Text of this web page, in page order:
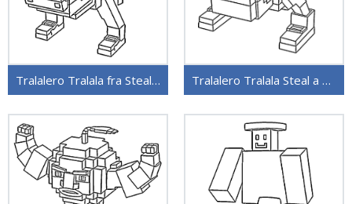
Tralalero Tralala fra Steal a Brainrot Tralalero Tralala Steal a Brainrot